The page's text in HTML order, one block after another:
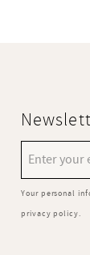
Your personal
privacy policy.